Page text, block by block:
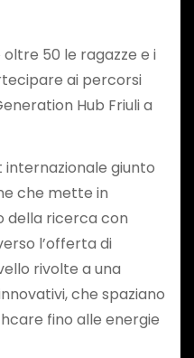
oltre 50 le ragazze e i
ai percorsi
Hub Friuli a
internazionale giunto
che mette in
della ricerca con
l’offerta di
rivolte a una
che spaziano
fino alle energie